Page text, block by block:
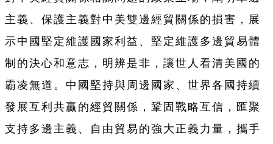
主義、保護主義對中美雙邊經貿關係的損害，展
示中國堅定維護國家利益、堅定維護多邊貿易體
制的決心和意志，明辨是非，讓世人看清美國的
霸凌無道。中國堅持與周邊國家、世界各國持續
發展互利共贏的經貿關係，鞏固戰略互信，匯聚
支持多邊主義、自由貿易的強大正義力量，攜手